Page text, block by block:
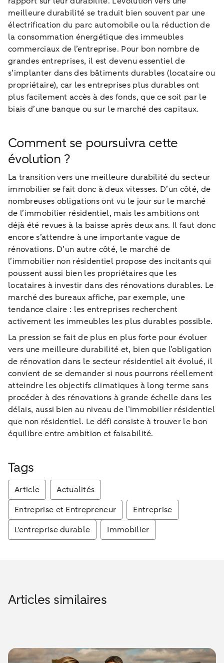
meilleure durabilité se traduit bien souvent par une
électrification du parc automobile ou la réduction de
la consommation énergétique des immeubles
commerciaux de l’entreprise. Pour bon nombre de
grandes entreprises, il est devenu essentiel de
s’implanter dans des bâtiments durables (locataire ou
propriétaire), car les entreprises plus durables ont
plus facilement accès à des fonds, que ce soit par le
biais d’une banque ou sur le marché des capitaux.
Comment se poursuivra cette
évolution ?
La transition vers une meilleure durabilité du secteur
immobilier se fait donc à deux vitesses. D’un côté, de
nombreuses obligations ont vu le jour sur le marché
de l’immobilier résidentiel, mais les ambitions ont
déjà été revues à la baisse après deux ans. Il faut donc
encore s’attendre à une importante vague de
rénovations. D’un autre côté, le marché de
l’immobilier non résidentiel propose des incitants qui
poussent aussi bien les propriétaires que les
locataires à investir dans des rénovations durables. Le
marché des bureaux affiche, par exemple, une
tendance claire : les entreprises recherchent
activement les immeubles les plus durables possible.
La pression se fait de plus en plus forte pour évoluer
vers une meilleure durabilité et, bien que l’obligation
de rénovation dans le secteur résidentiel ait évolué, il
convient de se demander si nous pourrons réellement
atteindre les objectifs climatiques à long terme sans
procéder à des rénovations à grande échelle dans les
délais, aussi bien au niveau de l’immobilier résidentiel
que non résidentiel. Le défi consiste à trouver le bon
équilibre entre ambition et faisabilité.
Tags
Article
Actualités
Entreprise et Entrepreneur
Entreprise
L'entreprise durable
Immobilier
Articles similaires